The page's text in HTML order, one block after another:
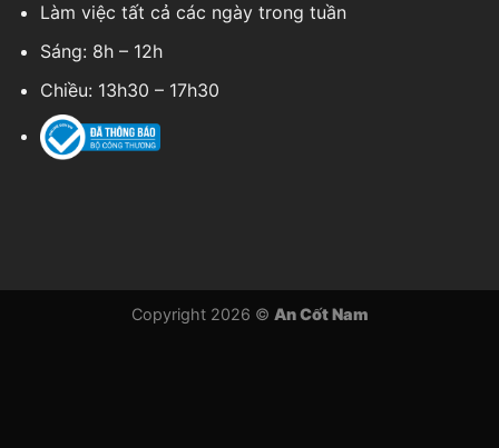
Làm việc tất cả các ngày trong tuần
Sáng: 8h – 12h
Chiều: 13h30 – 17h30
Copyright 2026 © An Cốt Nam